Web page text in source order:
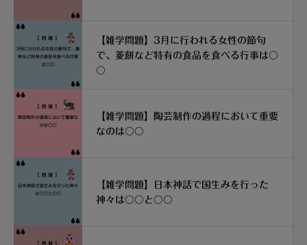
【雑学問題】3月に行われる女性の節句
で、菱餅など特有の食品を食べる行事は〇
〇
【雑学問題】陶芸制作の過程において重要
なのは〇〇
【雑学問題】日本神話で国生みを行った
神々は〇〇と〇〇